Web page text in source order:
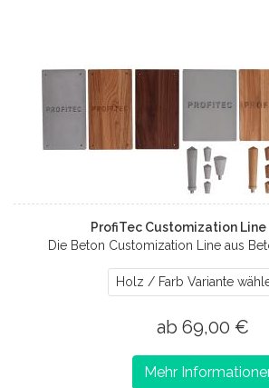
ProfiTec Customization
Die Beton Customization Line aus
Holz / Farb Variante
ab 69,00 €
Mehr